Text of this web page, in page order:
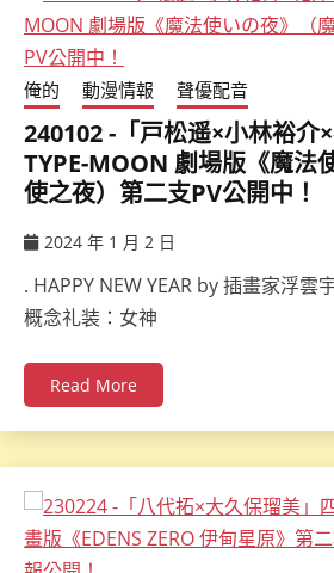
俺的 動漫情報 聲優配音
240102 -「戸松遥×小林裕介
TYPE-MOON 劇場版《魔法
使之夜）第二支PV公開中！
2024 年 1 月 2 日
. HAPPY NEW YEAR by 插畫家浮雲
概念礼装：女神
Read More